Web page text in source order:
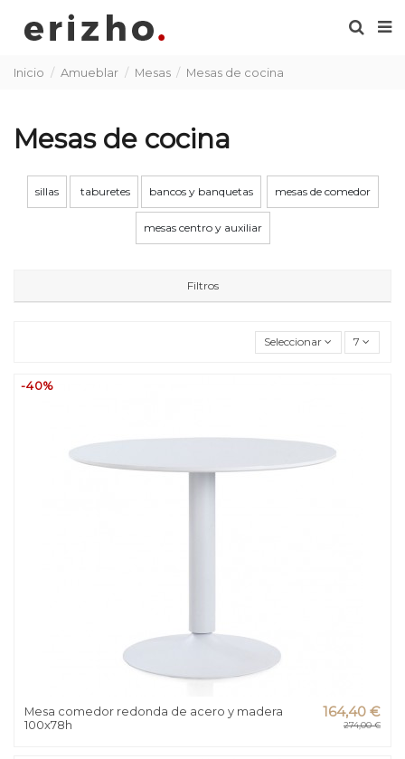
Inicio Amueblar Mesas Mesas de cocina
Mesas de cocina
sillas taburetes bancos y banquetas mesas de comedor
mesas centro y auxiliar
Filtros
Seleccionar 7
-40%
Mesa comedor redonda de acero y madera
100x78h
164,40 €
274,00 €